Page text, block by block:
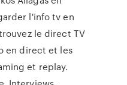
l'info tv en
le direct TV
en direct et les
et replay.